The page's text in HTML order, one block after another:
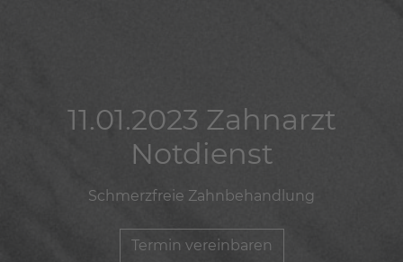
11.01.2023 Zahnarzt
Notdienst
Schmerzfreie Zahnbehandlung
Termin vereinbaren
11.01.2023 Zahnarzt
Notdienst
Schmerzfreie Zahnbehandlung
Termin vereinbaren
11.01.2023 Zahnarzt
Notdienst
Schmerzfreie Zahnbehandlung
Termin vereinbaren